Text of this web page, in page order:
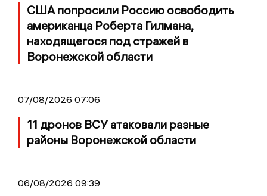
США попросили Россию освободить
американца Роберта Гилмана,
находящегося под стражей в
Воронежской области
07/08/2026 07:06
11 дронов ВСУ атаковали разные
районы Воронежской области
06/08/2026 09:39